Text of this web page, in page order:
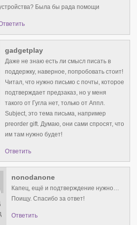
Была бы рада помощи
gadgetplay
Даже не знаю есть ли смысл писать в
поддержку, наверное, попробовать стоит!
Читал, что нужно письмо с почты, которое
подтверждает предзаказ, но у меня
такого от Гугла нет, только от Аппл.
Subject, это тема письма, например
preorder gift. Думаю, они сами спросят, что
им там нужно будет!
Ответить
nonodanone
Капец, ещё и подтверждение нужно…
Поищу. Спасибо за ответ!
Ответить